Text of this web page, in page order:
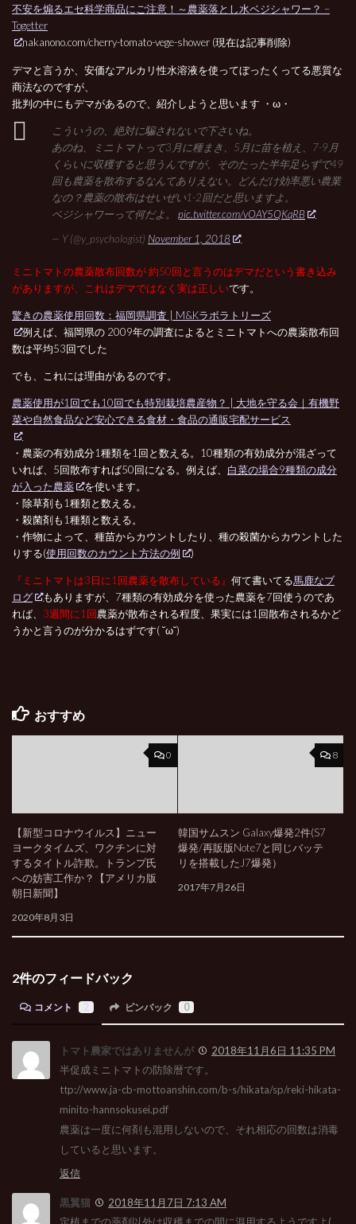
不安を煽るエセ科学商品にご注意！～農薬落とし水ベジシャワー？ –
Togetter
nakanono.com/cherry-tomato-vege-shower (現在は記事削除)
デマと言うか、安価なアルカリ性水溶液を使ってぼったくってる悪質な
商法なのですが、
批判の中にもデマがあるので、紹介しようと思います ・ω・
こういうの、絶対に騙されないで下さいね。
あのね、ミニトマトって3月に種まき、5月に苗を植え、7-9月
くらいに収穫すると思うんですが、そのたった半年足らずで49
回も農薬を散布するなんてありえない。どんだけ効率悪い農業
なの？農薬の散布はせいぜい1-2回だと思いますよ。
ベジシャワーって何だよ。 pic.twitter.com/vOAY5QKqRB
— Y (@y_psychologist) November 1, 2018
ミニトマトの農薬散布回数が 約50回と言うのはデマだという書き込み
がありますが、これはデマではなく実は正しいです。
驚きの農薬使用回数：福岡県調査 | M&Kラボラトリーズ
例えば、福岡県の 2009年の調査によるとミニトマトへの農薬散布回
数は平均53回でした
でも、これには理由があるのです。
農薬使用が1回でも10回でも特別栽培農産物？ | 大地を守る会｜有機野
菜や自然食品など安心できる食材・食品の通販宅配サービス
・農薬の有効成分1種類を1回と数える。10種類の有効成分が混ざって
いれば、5回散布すれば50回になる。例えば、 白菜の場合9種類の成分
が入った農薬
を使います。
・除草剤も1種類と数える。
・殺菌剤も1種類と数える。
・作物によって、種苗からカウントしたり、種の殺菌からカウントした
りする(使用回数のカウント方法の例 )
『ミニトマトは3日に1回農薬を散布している』 何て書いてる馬鹿なブ
ログ
もありますが、7種類の有効成分を使った農薬を7回使うのであ
れば、 3週間に1回農薬が散布される程度、果実には1回散布されるかど
うかと言うのが分かるはずです( ˘ω˘)
おすすめ
0
【新型コロナウイルス】ニュー
ヨークタイムズ、ワクチンに対
するタイトル詐欺。トランプ氏
への妨害工作か？【アメリカ版
朝日新聞】
2020年8月3日
8
韓国サムスン Galaxy爆発2件(S7
爆発/再販版Note7と同じバッテ
リを搭載したJ7爆発）
2017年7月26日
2件のフィードバック
コメント ピンバック 0
トマト農家ではありませんが
2018年11月6日 11:35 PM
半促成ミニトマトの防除暦です。
ttp://www.ja-cb-mottoanshin.com/b-s/hikata/sp/reki-hikata-
minito-hannsokusei.pdf
農薬は一度に何剤も混用しないので、それ相応の回数は消毒
していると思います。
返信
黒翼猫
2018年11月7日 7:13 AM